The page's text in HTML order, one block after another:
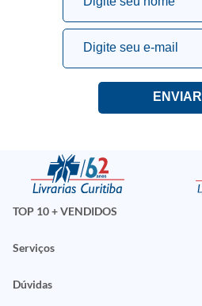
TOP 10 + VENDIDOS
Serviços
Dúvidas